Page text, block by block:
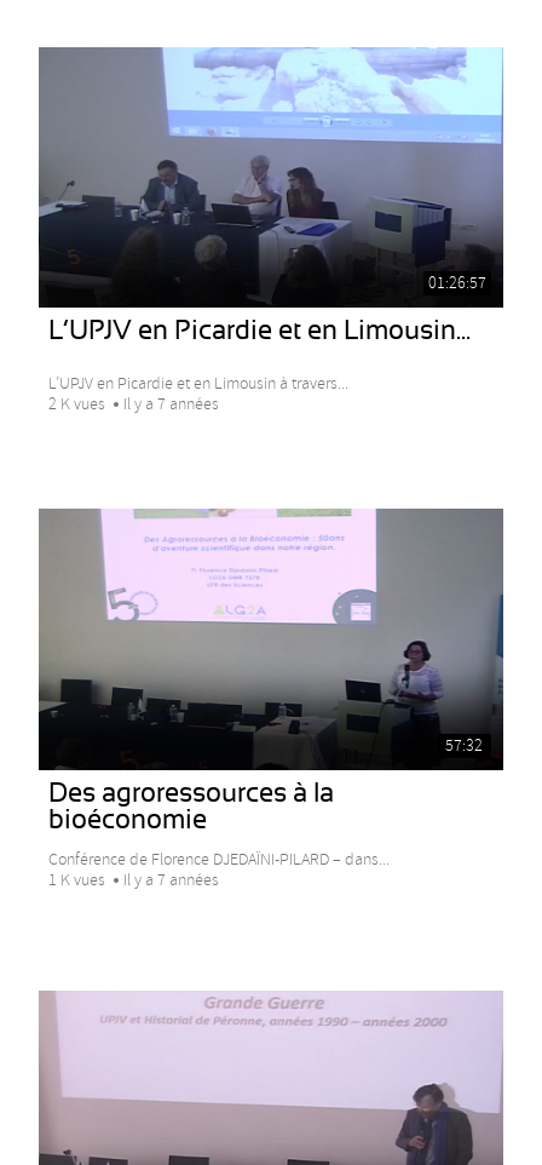
01:26:57
L’UPJV en Picardie et en Limousin...
L’UPJV en Picardie et en Limousin à travers...
2 K vues
Il y a 7 années
57:32
Des agroressources à la
bioéconomie
Conférence de Florence DJEDAÏNI-PILARD – dans...
1 K vues
Il y a 7 années